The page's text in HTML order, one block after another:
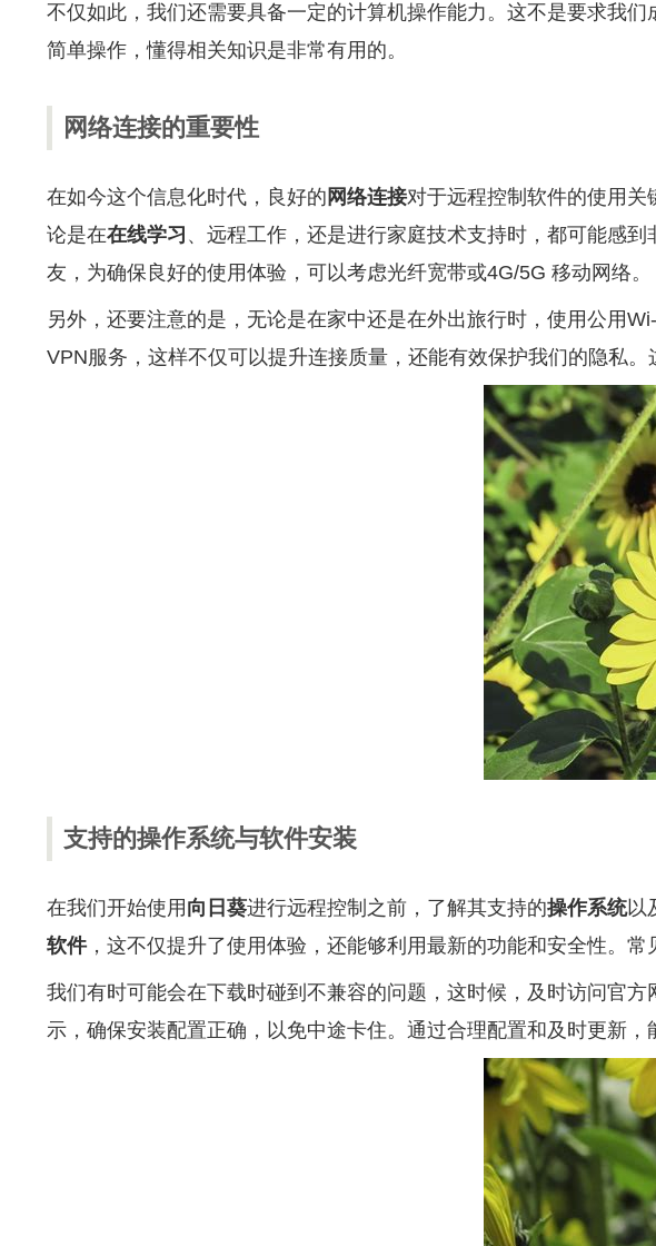
不仅如此，我们还需要具备一定的计算机操作能力。这不是要求我
简单操作，懂得相关知识是非常有用的。
网络连接的重要性
在如今这个信息化时代，良好的 网络连接对于远程控制软件的使用
论是在在线学习 、远程工作，还是进行家庭技术支持时，都可能感
友，为确保良好的使用体验，可以考虑光纤宽带或4G/5G 移动网络。
另外，还要注意的是，无论是在家中还是在外出旅行时，使用公用
VPN服务，这样不仅可以提升连接质量，还能有效保护我们的隐私
支持的操作系统与软件安装
在我们开始使用 向日葵进行远程控制之前，了解其支持的操作系统以
软件，这不仅提升了使用体验，还能够利用最新的功能和安全性。常
我们有时可能会在下载时碰到不兼容的问题，这时候，及时访问官
示，确保安装配置正确，以免中途卡住。通过合理配置和及时更新